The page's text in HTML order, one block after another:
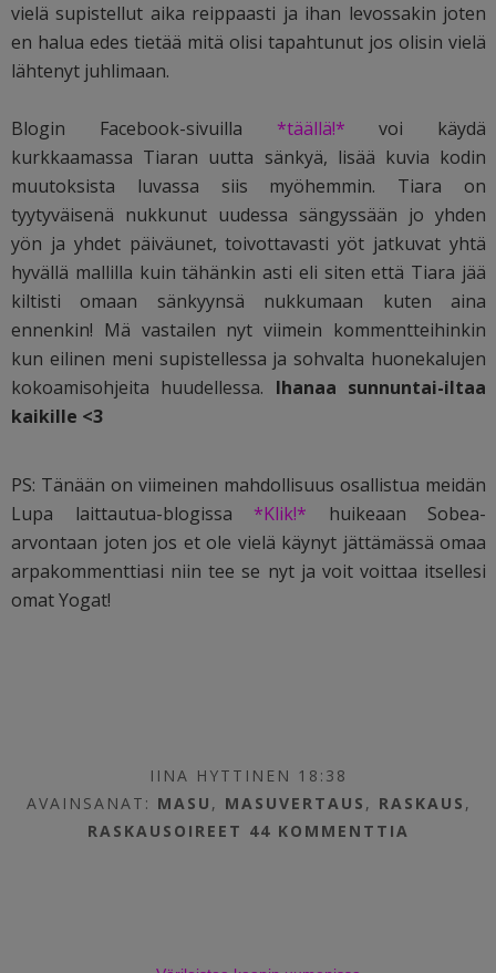
vielä supistellut aika reippaasti ja ihan levossakin joten
en halua edes tietää mitä olisi tapahtunut jos olisin vielä
lähtenyt juhlimaan.
Blogin Facebook-sivuilla *täällä!* voi käydä
kurkkaamassa Tiaran uutta sänkyä, lisää kuvia kodin
muutoksista luvassa siis myöhemmin. Tiara on
tyytyväisenä nukkunut uudessa sängyssään jo yhden
yön ja yhdet päiväunet, toivottavasti yöt jatkuvat yhtä
hyvällä mallilla kuin tähänkin asti eli siten että Tiara jää
kiltisti omaan sänkyynsä nukkumaan kuten aina
ennenkin! Mä vastailen nyt viimein kommentteihinkin
kun eilinen meni supistellessa ja sohvalta huonekalujen
kokoamisohjeita huudellessa. Ihanaa sunnuntai-iltaa
kaikille <3
PS: Tänään on viimeinen mahdollisuus osallistua meidän
Lupa laittautua-blogissa *Klik!* huikeaan Sobea-
arvontaan joten jos et ole vielä käynyt jättämässä omaa
arpakommenttiasi niin tee se nyt ja voit voittaa itsellesi
omat Yogat!
IINA HYTTINEN 18:38
AVAINSANAT: MASU , MASUVERTAUS , RASKAUS ,
RASKAUSOIREET 44 KOMMENTTIA